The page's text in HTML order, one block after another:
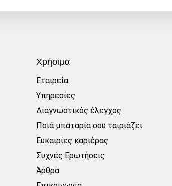
Χρήσιμα
Εταιρεία
Υπηρεσίες
Διαγνωστικός έλεγχος
Ποιά μπαταρία σου ταιριάζει
Ευκαιρίες καριέρας
Συχνές Ερωτήσεις
Άρθρα